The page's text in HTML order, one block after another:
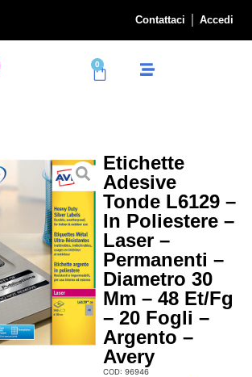
Contattaci Accedi
0
Etichette
Adesive
Tonde L6129 –
In Poliestere –
Laser –
Permanenti –
Diametro 30
Mm – 48 Et/fg
– 20 Fogli –
Argento –
Avery
COD: 96946